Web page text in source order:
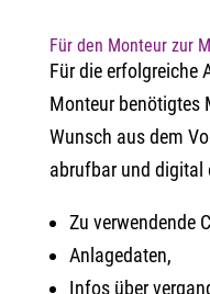
Für den Monteur zur
Für die erfolgreiche
Monteur benötigtes
Wunsch aus dem
abrufbar und digital
Zu verwendende
Anlagedaten,
Infos über